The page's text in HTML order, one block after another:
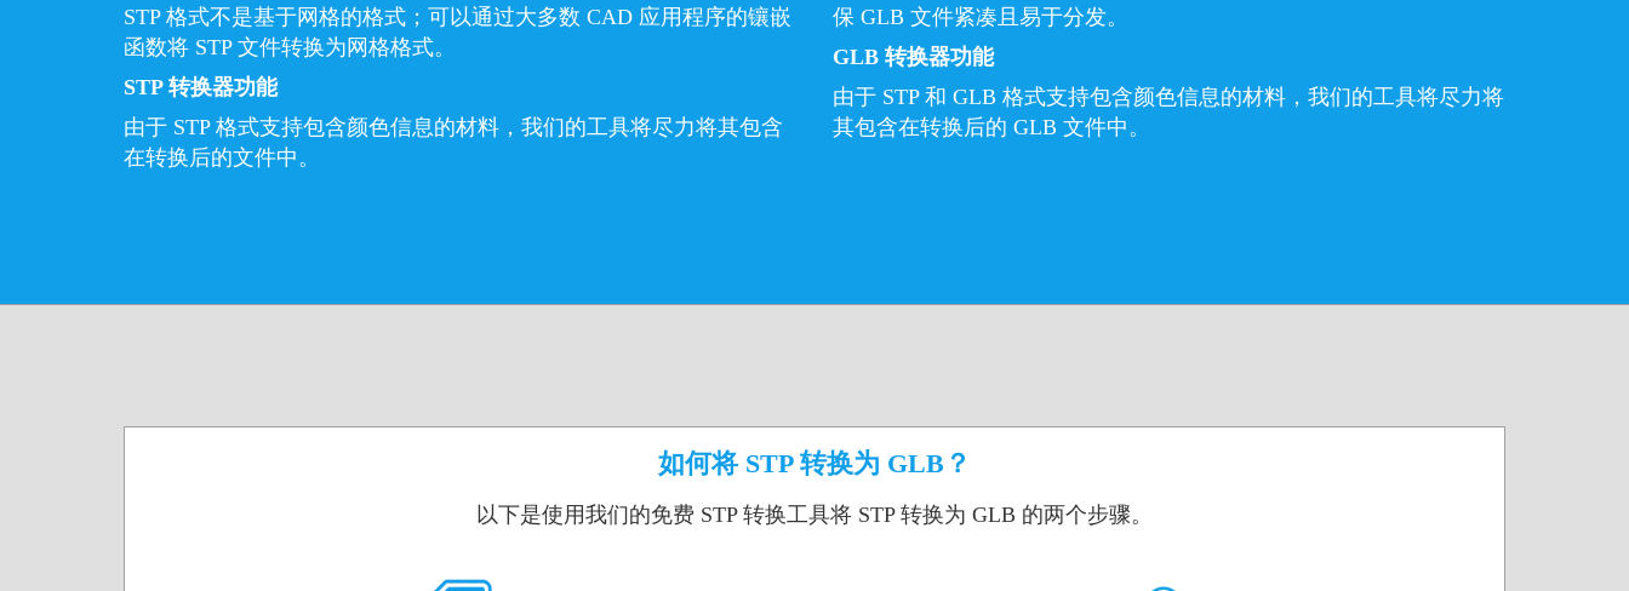
STP 格式不是基于网格的格式；可以通过大多数 CAD 应用程序的镶嵌
函数将 STP 文件转换为网格格式。
STP 转换器功能
由于 STP 格式支持包含颜色信息的材料，我们的工具将尽力将其包含
在转换后的文件中。
保 GLB 文件紧凑且易于分发。
GLB 转换器功能
由于 STP 和 GLB 格式支持包含颜色信息的材料，我们的工具将尽力将
其包含在转换后的 GLB 文件中。
如何将 STP 转换为 GLB？
以下是使用我们的免费 STP 转换工具将 STP 转换为 GLB 的两个步骤。